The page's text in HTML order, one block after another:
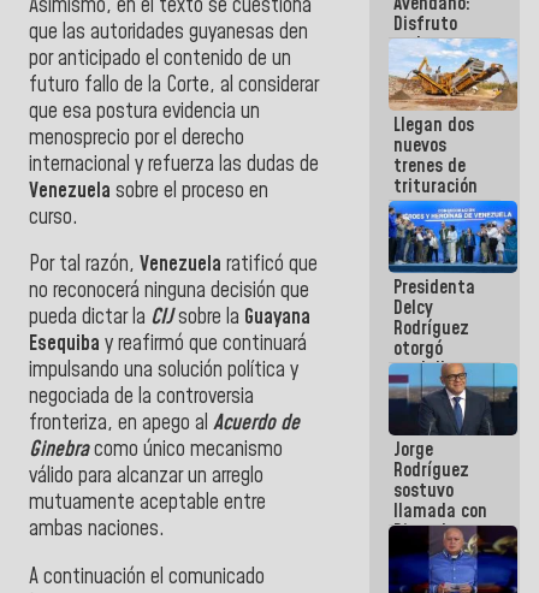
que las autoridades guyanesas den
por anticipado el contenido de un
futuro fallo de la Corte, al considerar
que esa postura evidencia un
menosprecio por el derecho
internacional y refuerza las dudas de
Venezuela sobre el proceso en
curso.
Por tal razón, Venezuela ratificó que
no reconocerá ninguna decisión que
pueda dictar la CIJsobre la Guayana
Esequiba y reafirmó que continuará
impulsando una solución política y
negociada de la controversia
fronteriza, en apego al Acuerdo de
Ginebracomo único mecanismo
válido para alcanzar un arreglo
mutuamente aceptable entre
ambas naciones.
A continuación el comunicado
Disfruto
cada vez
que escribes
porque lo
que haces
es
embarrarla
Llegan dos
nuevos
trenes de
trituración
para
optimizar
manejo de
escombros
en La Guaira
Presidenta
Delcy
Rodríguez
otorgó
medalla
"Héroe de
Venezuela"
a servidores
públicos
Jorge
Rodríguez
sostuvo
llamada con
Dinorah
Figuera y
acuerdan